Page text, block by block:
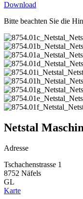
Download
Bitte beachten Sie die
Netstal
Adresse
Tschachenstrasse 1
8752 Näfels
GL
Karte